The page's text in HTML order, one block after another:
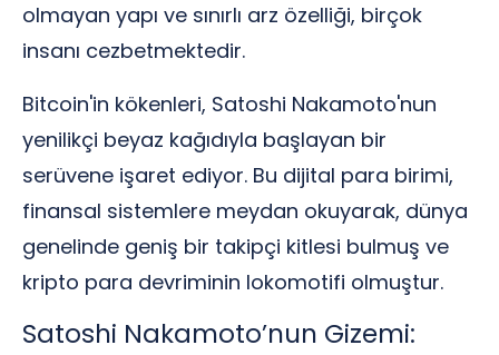
olmayan yapı ve sınırlı arz özelliği, birçok
insanı cezbetmektedir.
Bitcoin'in kökenleri, Satoshi Nakamoto'nun
yenilikçi beyaz kağıdıyla başlayan bir
serüvene işaret ediyor. Bu dijital para birimi,
finansal sistemlere meydan okuyarak, dünya
genelinde geniş bir takipçi kitlesi bulmuş ve
kripto para devriminin lokomotifi olmuştur.
Satoshi Nakamoto’nun Gizemi: